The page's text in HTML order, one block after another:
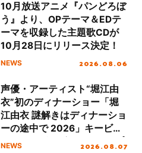
10月放送アニメ『パンどろぼ
う』より、OPテーマ＆EDテ
ーマを収録した主題歌CDが
10月28日にリリース決定！
NEWS 2026.08.06
声優・アーティスト“堀江由
衣”初のディナーショー「堀
江由衣 謎解きはディナーショ
ーの途中で 2026」キービジ
ュアル＆グッズラインナップ
NEWS 2026.08.07